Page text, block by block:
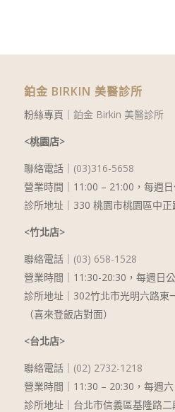
鉑金 BIRKIN 美醫診所
粉絲專頁｜ 鉑金 Birkin 美醫診所
<桃園店>
聯絡電話｜ (03)316-5658
營業時間｜11:00 – 21:00，每週
診所地址｜330 桃園市桃園區中
<竹北店>
聯絡電話｜ (03) 658-1528
營業時間｜11:30-20:30，每週日
診所地址｜302竹北市光明六路東
（喜來登飯店對面）
<台北店>
聯絡電話｜ (02) 2732-1218
營業時間｜ 11:30 – 20:30 ，每週
診所地址｜台北市信義區基隆路